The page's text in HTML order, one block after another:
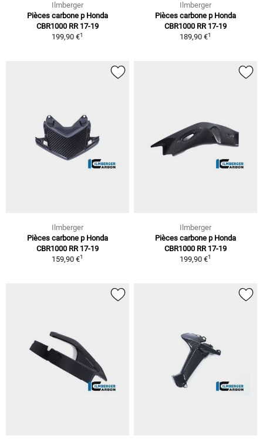
Ilmberger
Pièces carbone p Honda
CBR1000 RR 17-19
199,90 €1
Ilmberger
Pièces carbone p Honda
CBR1000 RR 17-19
189,90 €1
Ilmberger
Pièces carbone p Honda
CBR1000 RR 17-19
159,90 €1
Ilmberger
Pièces carbone p Honda
CBR1000 RR 17-19
199,90 €1